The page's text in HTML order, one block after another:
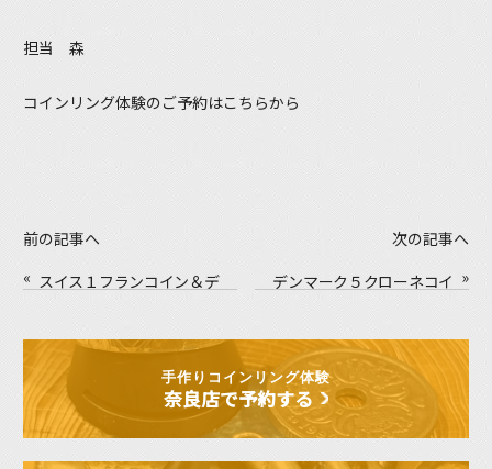
担当 森
コインリング体験のご予約はこちらから
前の記事へ
« スイス１フランコイン＆デ
ン コインリング体験
次の記事へ
デンマーク５クローネコイ
コイン コインリング体験
»
手作りコインリング体験
奈良店で予約する